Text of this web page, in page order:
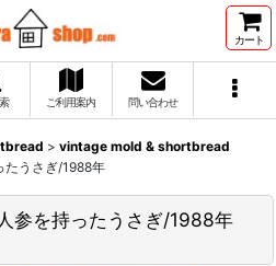
カート
ご利用案内 問い合わせ
> vintage mold & shortbread
たうさぎ/1988年
参を持ったうさぎ/1988年